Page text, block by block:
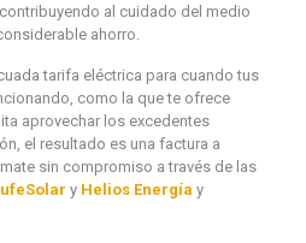
al cuidado del medio
ahorro.
tarifa eléctrica para cuando tus
como la que te ofrece
aprovechar los excedentes
el resultado es una factura a
sin compromiso a través de las
y Helios Energía y